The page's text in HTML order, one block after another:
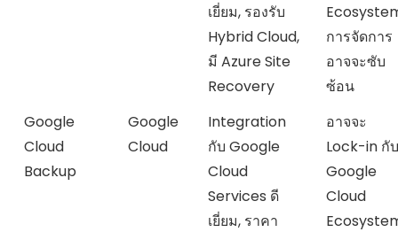
เยี่ยม, รองรับ
Hybrid Cloud,
มี Azure Site
Recovery
การจัดการ
อาจจะซับ
ซ้อน
Google
Cloud
Backup
Google
Cloud
Integration
กับ Google
Cloud
Services ดี
เยี่ยม, ราคา
อาจจะ
Lock-in กับ
Google
Cloud